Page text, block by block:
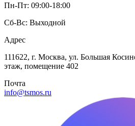
Пн-Пт: 09:00-18:00
Сб-Вс: Выходной
Адрес
111622, г. Москва, ул. Большая
этаж, помещение 402
Почта
info@tsmos.ru